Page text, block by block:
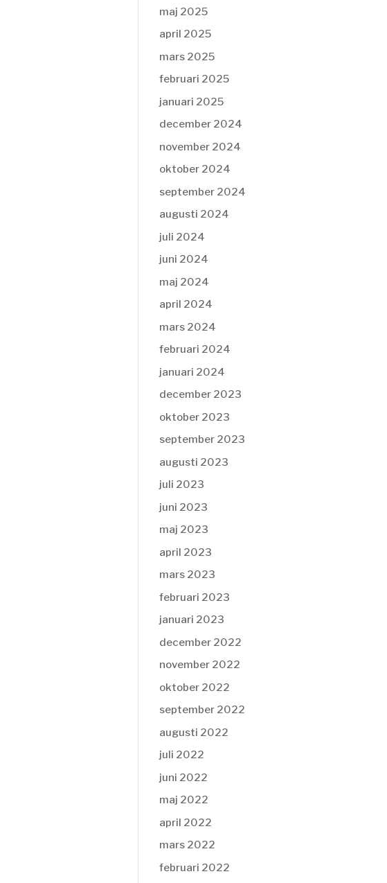
maj 2025
april 2025
mars 2025
februari 2025
januari 2025
december 2024
november 2024
oktober 2024
september 2024
augusti 2024
juli 2024
juni 2024
maj 2024
april 2024
mars 2024
februari 2024
januari 2024
december 2023
oktober 2023
september 2023
augusti 2023
juli 2023
juni 2023
maj 2023
april 2023
mars 2023
februari 2023
januari 2023
december 2022
november 2022
oktober 2022
september 2022
augusti 2022
juli 2022
juni 2022
maj 2022
april 2022
mars 2022
februari 2022